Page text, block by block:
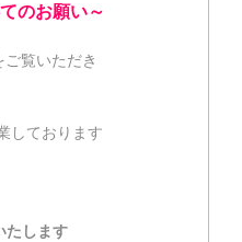
のお願い～
覧いただき
しております
たします